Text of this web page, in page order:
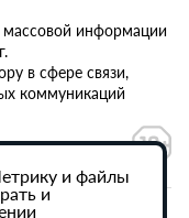
массовой информации
в сфере связи,
коммуникаций
данных
и файлы
и